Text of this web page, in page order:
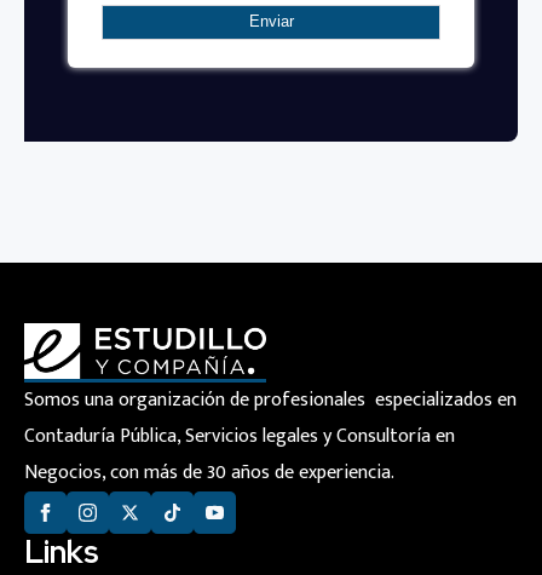
Somos una organización de profesionales especializados en
Contaduría Pública, Servicios legales y Consultoría en
Negocios, con más de 30 años de experiencia.
Links